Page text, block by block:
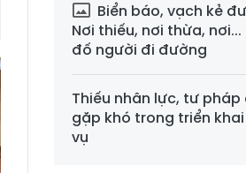
Biển báo, vạch kẻ
Nơi thiếu, nơi thừa,
đố người đi đường
Thiếu nhân lực, tư pháp
gặp khó trong triển
vụ